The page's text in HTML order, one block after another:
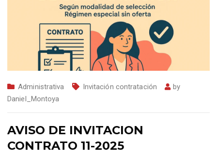
Administrativa Invitación contratación
by
Daniel_Montoya
AVISO DE INVITACION
CONTRATO 11-2025